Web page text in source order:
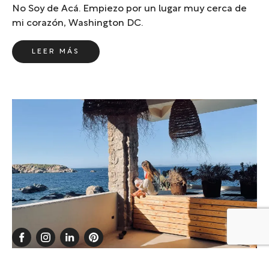
No Soy de Acá. Empiezo por un lugar muy cerca de
mi corazón, Washington DC.
LEER MÁS